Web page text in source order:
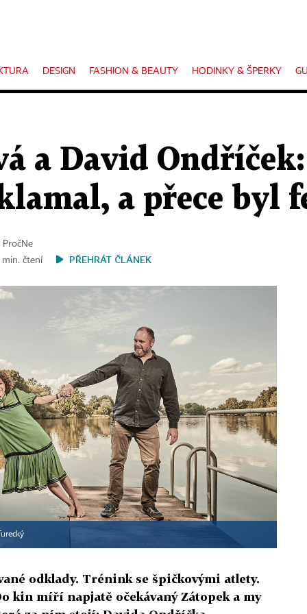
DESIGN FASHION & BEAUTY HODINKY & ŠPERKY
a David
a přece byl
min. čtení
PŘEHRÁT ČLÁNEK
odklady. Trénink se špičkovými atlety.
kin míří napjatě očekávaný Zátopek a my